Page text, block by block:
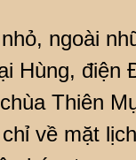
ngoài
Hùng, điện
Thiên
về mặt